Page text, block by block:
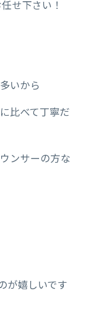
せ下さい！
いから
比べて丁寧だ
ンサーの方な
が嬉しいです